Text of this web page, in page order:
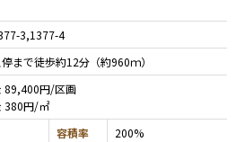
3,1377-4
まで徒歩約12分（約960ｍ）
89,400円/区画
380円/㎡
容積率
200%